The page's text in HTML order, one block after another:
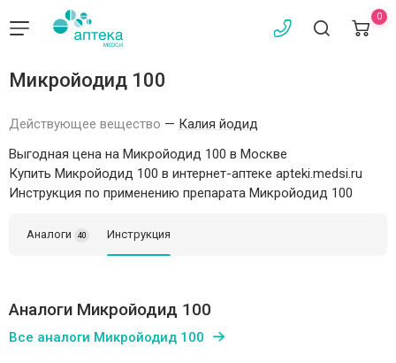
0
Микройодид 100
Действующее вещество — Калия йодид
Выгодная цена на Микройодид 100 в Москве
Купить Микройодид 100 в интернет-аптеке apteki.medsi.ru
Инструкция по применению препарата Микройодид 100
Аналоги 40 Инструкция
Аналоги Микройодид 100
Все аналоги Микройодид 100